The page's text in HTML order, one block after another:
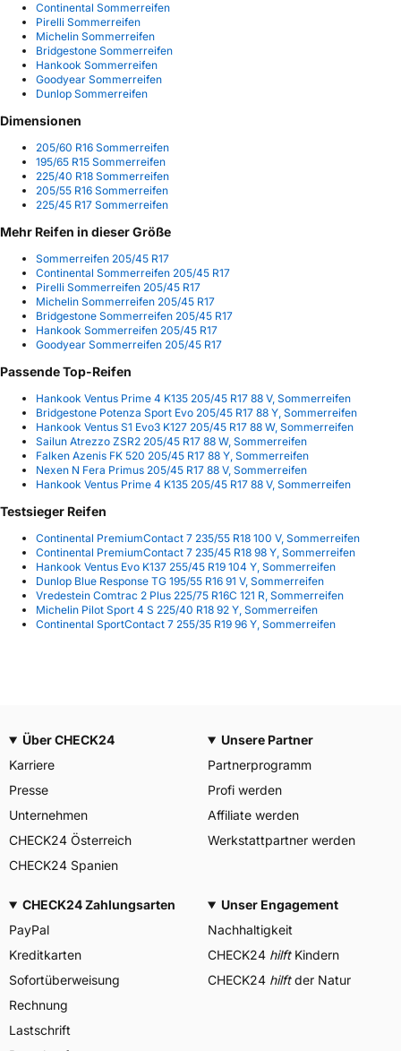
Continental Sommerreifen
Pirelli Sommerreifen
Michelin Sommerreifen
Bridgestone Sommerreifen
Hankook Sommerreifen
Goodyear Sommerreifen
Dunlop Sommerreifen
Dimensionen
205/60 R16 Sommerreifen
195/65 R15 Sommerreifen
225/40 R18 Sommerreifen
205/55 R16 Sommerreifen
225/45 R17 Sommerreifen
Mehr Reifen in dieser Größe
Sommerreifen 205/45 R17
Continental Sommerreifen 205/45 R17
Pirelli Sommerreifen 205/45 R17
Michelin Sommerreifen 205/45 R17
Bridgestone Sommerreifen 205/45 R17
Hankook Sommerreifen 205/45 R17
Goodyear Sommerreifen 205/45 R17
Passende Top-Reifen
Hankook Ventus Prime 4 K135 205/45 R17 88 V, Sommerreifen
Bridgestone Potenza Sport Evo 205/45 R17 88 Y, Sommerreifen
Hankook Ventus S1 Evo3 K127 205/45 R17 88 W, Sommerreifen
Sailun Atrezzo ZSR2 205/45 R17 88 W, Sommerreifen
Falken Azenis FK 520 205/45 R17 88 Y, Sommerreifen
Nexen N Fera Primus 205/45 R17 88 V, Sommerreifen
Hankook Ventus Prime 4 K135 205/45 R17 88 V, Sommerreifen
Testsieger Reifen
Continental PremiumContact 7 235/55 R18 100 V, Sommerreifen
Continental PremiumContact 7 235/45 R18 98 Y, Sommerreifen
Hankook Ventus Evo K137 255/45 R19 104 Y, Sommerreifen
Dunlop Blue Response TG 195/55 R16 91 V, Sommerreifen
Vredestein Comtrac 2 Plus 225/75 R16C 121 R, Sommerreifen
Michelin Pilot Sport 4 S 225/40 R18 92 Y, Sommerreifen
Continental SportContact 7 255/35 R19 96 Y, Sommerreifen
Über CHECK24
Karriere
Presse
Unternehmen
CHECK24 Österreich
CHECK24 Spanien
Unsere Partner
Partnerprogramm
Profi werden
Affiliate werden
Werkstattpartner werden
CHECK24 Zahlungsarten
PayPal
Kreditkarten
Sofortüberweisung
Rechnung
Lastschrift
Unser Engagement
Nachhaltigkeit
CHECK24 hilftKindern
CHECK24 hilftder Natur